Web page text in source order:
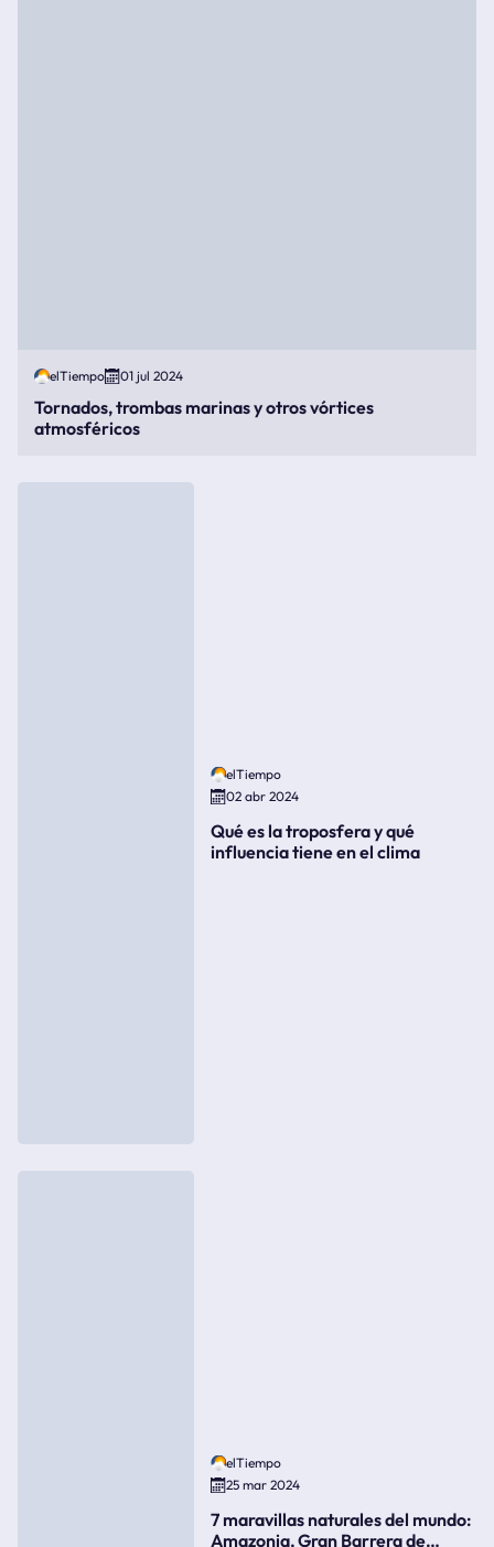
elTiempo 01 jul 2024
Tornados, trombas marinas y otros vórtices
atmosféricos
elTiempo
02 abr 2024
Qué es la troposfera y qué
influencia tiene en el clima
elTiempo
25 mar 2024
7 maravillas naturales del mundo:
Amazonia, Gran Barrera de